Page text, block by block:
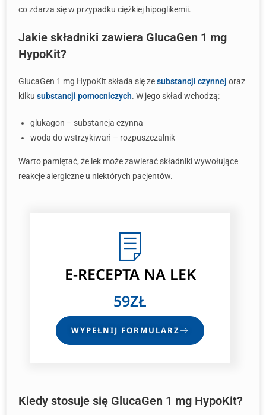
co zdarza się w przypadku ciężkiej hipoglikemii.
Jakie składniki zawiera GlucaGen 1 mg
HypoKit?
GlucaGen 1 mg HypoKit składa się zesubstancji czynnej oraz
kilku substancji pomocniczych. W jego skład wchodzą:
glukagon – substancja czynna
woda do wstrzykiwań – rozpuszczalnik
Warto pamiętać, że lek może zawierać składniki wywołujące
reakcje alergiczne u niektórych pacjentów.
E-RECEPTANA LEK
59ZŁ
WYPEŁNIJ FORMULARZ
Kiedy stosuje się GlucaGen 1 mg HypoKit?